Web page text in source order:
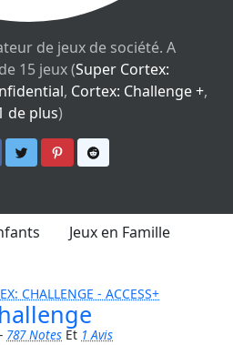
de jeux de société. A
15 jeux (Super Cortex:
, Cortex: Challenge +,
de plus)
Partager sur Twitter
Partager sur Pinterest
Jeux en Famille
CHALLENGE - ACCESS+
787 Notes Et 1 Avis